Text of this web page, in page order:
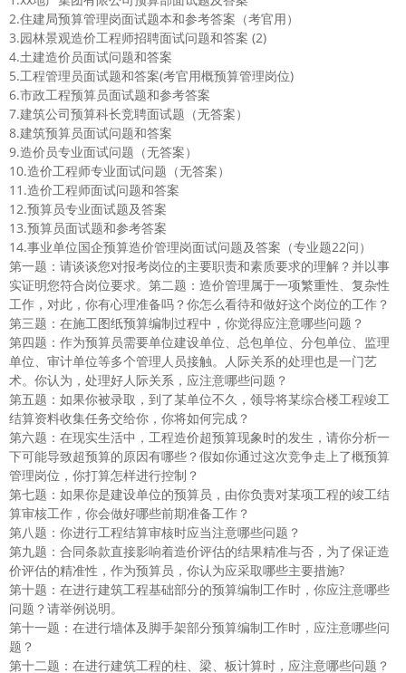
2.住建局预算管理岗面试题本和参考答案（考官用）
3.园林景观造价工程师招聘面试问题和答案 (2)
4.土建造价员面试问题和答案
5.工程管理员面试题和答案(考官用概预算管理岗位)
6.市政工程预算员面试题和参考答案
7.建筑公司预算科长竞聘面试题（无答案）
8.建筑预算员面试问题和答案
9.造价员专业面试问题（无答案）
10.造价工程师专业面试问题（无答案）
11.造价工程师面试问题和答案
12.预算员专业面试题及答案
13.预算员面试题和参考答案
14.事业单位国企预算造价管理岗面试问题及答案（专业题22问）
第一题：请谈谈您对报考岗位的主要职责和素质要求的理解？并以事
实证明您符合岗位要求。第二题：造价管理属于一项繁重性、复杂性
工作，对此，你有心理准备吗？你怎么看待和做好这个岗位的工作？
第三题：在施工图纸预算编制过程中，你觉得应注意哪些问题？
第四题：作为预算员需要单位建设单位、总包单位、分包单位、监理
单位、审计单位等多个管理人员接触。人际关系的处理也是一门艺
术。你认为，处理好人际关系，应注意哪些问题？
第五题：如果你被录取，到了某单位不久，领导将某综合楼工程竣工
结算资料收集任务交给你，你将如何完成？
第六题：在现实生活中，工程造价超预算现象时的发生，请你分析一
下可能导致超预算的原因有哪些？假如你通过这次竞争走上了概预算
管理岗位，你打算怎样进行控制？
第七题：如果你是建设单位的预算员，由你负责对某项工程的竣工结
算审核工作，你会做好哪些前期准备工作？
第八题：你进行工程结算审核时应当注意哪些问题？
第九题：合同条款直接影响着造价评估的结果精准与否，为了保证造
价评估的精准性，作为预算员，你认为应采取哪些主要措施?
第十题：在进行建筑工程基础部分的预算编制工作时，你应注意哪些
问题？请举例说明。
第十一题：在进行墙体及脚手架部分预算编制工作时，应注意哪些问
题？
第十二题：在进行建筑工程的柱、梁、板计算时，应注意哪些问题？